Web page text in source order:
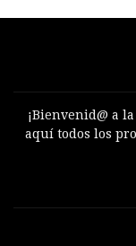
¡Bienvenid@ a
aquí todos los